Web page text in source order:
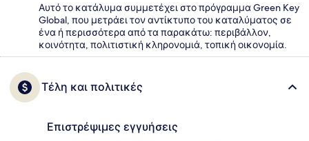
Αυτό το κατάλυμα συμμετέχει στο πρόγραμμα Green Key
Global, που μετράει τον αντίκτυπο του καταλύματος σε
ένα ή περισσότερα από τα παρακάτω: περιβάλλον,
κοινότητα, πολιτιστική κληρονομιά, τοπική οικονομία.
Τέλη και πολιτικές
Επιστρέψιμες εγγυήσεις